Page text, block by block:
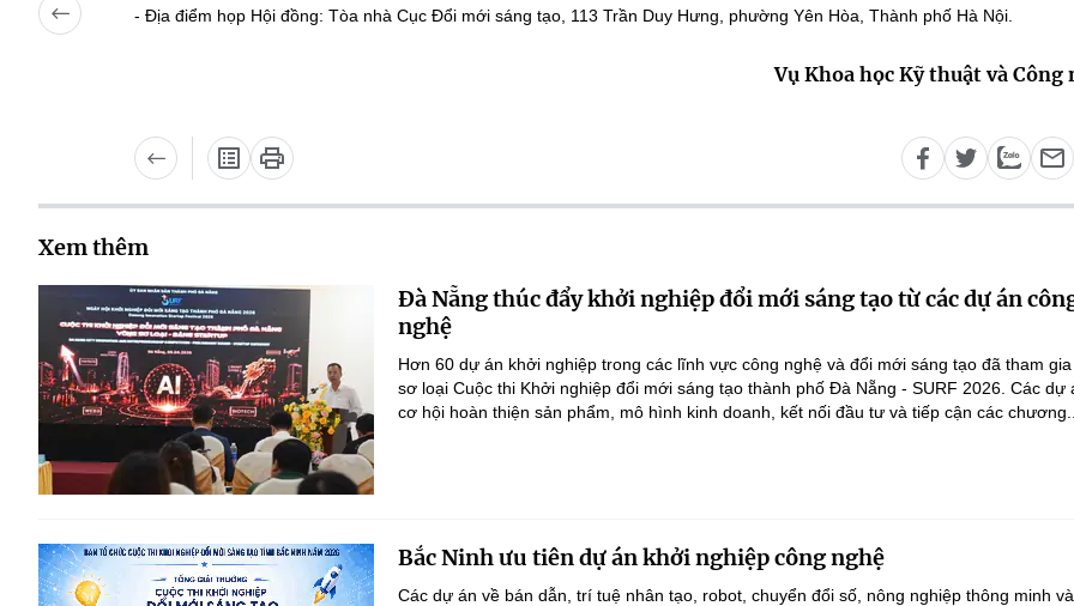
- Địa điểm họp Hội đồng: Tòa nhà Cục Đổi mới sáng tạo, 113 Trần Duy Hưng, phường Yên Hòa, Thành phố Hà Nội.
Vụ Khoa học Kỹ thuật và Công
Xem thêm
Đà Nẵng thúc đẩy khởi nghiệp đổi mới sáng tạo từ các dự án
nghệ
Hơn 60 dự án khởi nghiệp trong các lĩnh vực công nghệ và đổi mới sáng tạo đã tham gia
sơ loại Cuộc thi Khởi nghiệp đổi mới sáng tạo thành phố Đà Nẵng - SURF 2026. Các dự
cơ hội hoàn thiện sản phẩm, mô hình kinh doanh, kết nối đầu tư và tiếp cận các chương...
Bắc Ninh ưu tiên dự án khởi nghiệp công nghệ
Các dự án về bán dẫn, trí tuệ nhân tạo, robot, chuyển đổi số, nông nghiệp thông minh